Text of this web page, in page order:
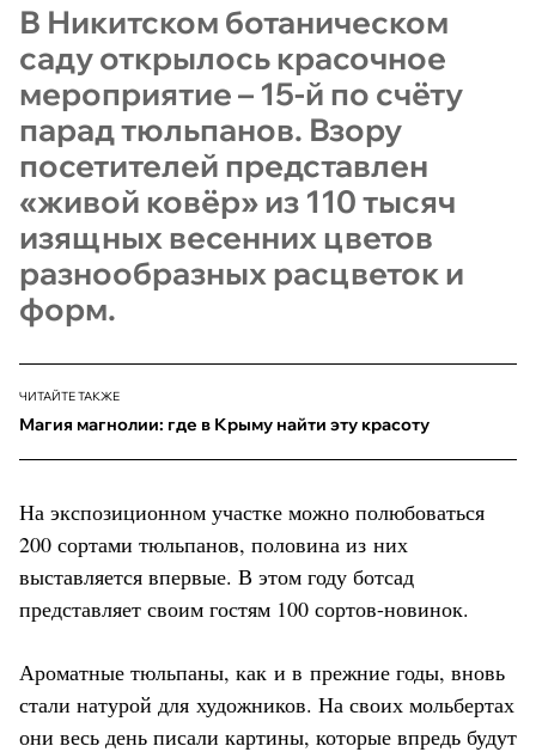
В Никитском ботаническом
саду открылось красочное
мероприятие – 15-й по счёту
парад тюльпанов. Взору
посетителей представлен
«живой ковёр» из 110 тысяч
изящных весенних цветов
разнообразных расцветок и
форм.
ЧИТАЙТЕ ТАКЖЕ
Магия магнолии: где в Крыму найти эту красоту
На экспозиционном участке можно полюбоваться
200 сортами тюльпанов, половина из них
выставляется впервые. В этом году ботсад
представляет своим гостям 100 сортов-новинок.
Ароматные тюльпаны, как и в прежние годы, вновь
стали натурой для художников. На своих мольбертах
они весь день писали картины, которые впредь будут